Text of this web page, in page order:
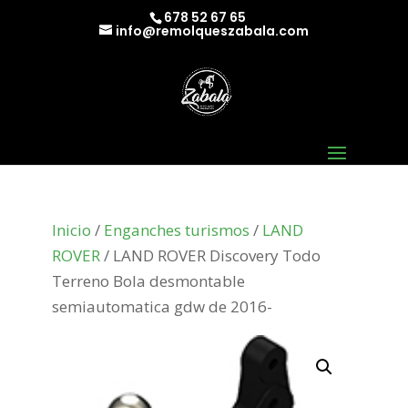
678 52 67 65
info@remolqueszabala.com
Inicio / Enganches turismos / LAND
ROVER/ LAND ROVER Discovery Todo
Terreno Bola desmontable
semiautomatica gdw de 2016-